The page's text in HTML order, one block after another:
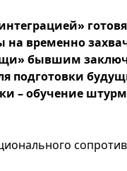
на временно
бывшим
подготовки
– обучение